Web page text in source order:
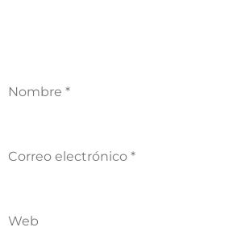
Nombre *
Correo electrónico *
Web